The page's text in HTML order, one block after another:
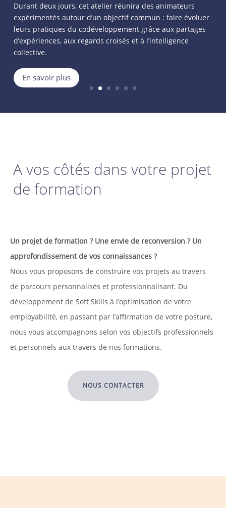
Durant deux jours, cet atelier réunira des animateurs
expérimentés autour d’un objectif commun : faire évoluer
leurs pratiques du codéveloppement grâce aux partages
d’expériences, aux regards croisés et à l’intelligence
collective.
En savoir plus
A vos côtés dans votre projet
de formation
Un projet de formation ? Une envie de reconversion ? Un
approfondissement de vos connaissances ?
Nous vous proposons de construire vos projets au travers
de parcours personnalisés et professionnalisant. Du
développement de Soft Skills à l’optimisation de votre
employabilité, en passant par l’affirmation de votre posture,
nous vous accompagnons selon vos objectifs professionnels
et personnels aux travers de nos formations.
NOUS CONTACTER